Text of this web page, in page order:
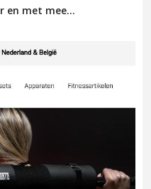
en met mee...